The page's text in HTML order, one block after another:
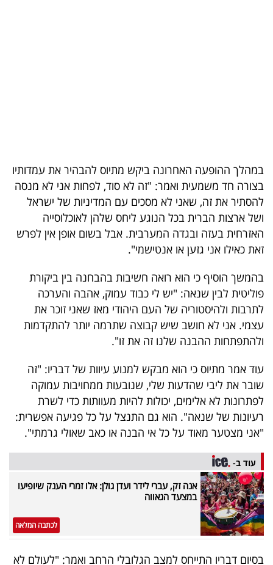
המילון
הכלכלי
פודקאסט
UNDER
40
פעולה
דרושים
ניוזלטרים
מייל
אדום
במהלך ההופעה האחרונה ביקש מתיוס להבהיר את עמדותיו
בצורה חד משמעית ואמר: "זה לא סוד, לפחות אני לא מנסה
להסתיר את זה, שאני לא מסכים עם המדיניות של ישראל
ושל ארצות הברית בכל הנוגע ליחס שלהן לאוכלוסייה
האזרחית בעזה ובגדה המערבית. אבל בשום אופן אין לפרש
זאת כאילו אני גזען או אנטישמי".
בהמשך הוסיף כי הוא רואה חשיבות בהבחנה בין ביקורת
פוליטית לבין שנאה: "יש לי כבוד עמוק, אהבה והערכה
לתרבות ולהיסטוריה של העם היהודי מאז שאני זוכר את
עצמי. אני לא חושב שיש קבוצה שתרמה יותר להתקדמות
ולהתפתחות ההבנה שלנו זה את זו".
עוד אמר מתיוס כי הוא מבקש למנוע עיוות של דבריו: "זה
שובר את ליבי שהדעות שלי, שנובעות ממחויבות עמוקה
לפתרונות לא אלימים, יכולות להיות מעוותות כדי לשרת
רעיונות של שנאה". הוא גם התנצל על כל פגיעה אפשרית:
"אני מצטער מאוד על כל אי הבנה או כאב שאולי גרמתי".
עוד ב-
אנה זק, עברי לידר ועדן גולן: אלו זמרי הענק שיופיעו
במצעד הגאווה
לכתבה המלאה
בסיום דבריו התייחס למצב הגלובלי הרחב ואמר: "לעולם לא